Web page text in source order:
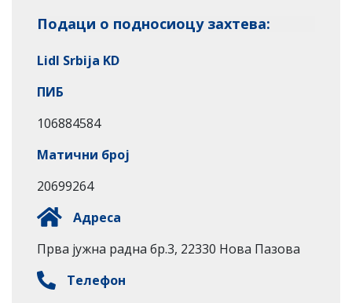
Подаци о подносиоцу захтева:
Lidl Srbija KD
ПИБ
106884584
Матични број
20699264
Адреса
Прва јужна радна бр.3, 22330 Нова Пазова
Телефон